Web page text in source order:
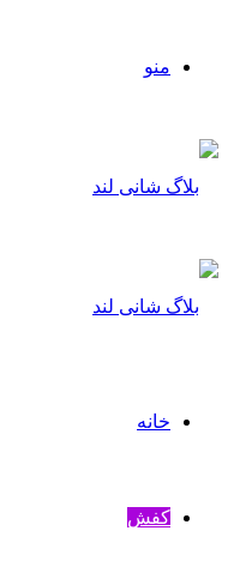
منو
خانه
کفش